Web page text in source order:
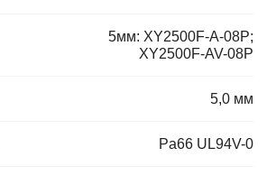
5мм: XY2500F-A-08P;
XY2500F-AV-08P
5,0 мм
Pa66 UL94V-0